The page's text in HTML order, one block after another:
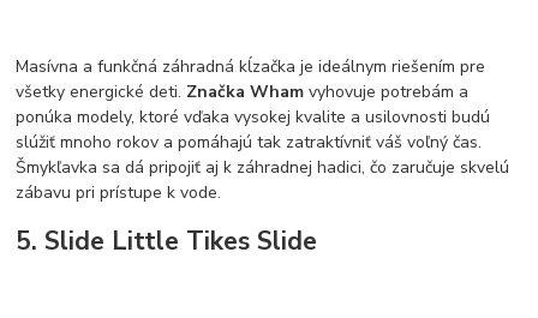
Masívna a funkčná záhradná kĺzačka je ideálnym riešením pre
všetky energické deti. Značka Whamvyhovuje potrebám a
ponúka modely, ktoré vďaka vysokej kvalite a usilovnosti budú
slúžiť mnoho rokov a pomáhajú tak zatraktívniť váš voľný čas.
Šmykľavka sa dá pripojiť aj k záhradnej hadici, čo zaručuje skvelú
zábavu pri prístupe k vode.
5. Slide Little Tikes Slide